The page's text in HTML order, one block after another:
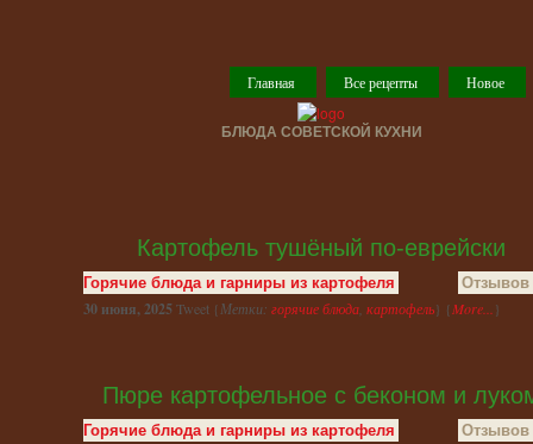
Главная Все рецепты Новое
БЛЮДА СОВЕТСКОЙ КУХНИ
Картофель тушёный по-еврейски
Горячие блюда и гарниры из картофеля Отзывов
30 июня, 2025Tweet {Метки: горячие блюда картофель} {More... }
Пюре картофельное с беконом и
Горячие блюда и гарниры из картофеля Отзывов